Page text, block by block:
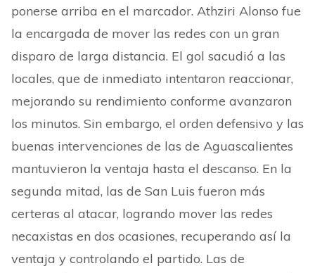
ponerse arriba en el marcador. Athziri Alonso fue
la encargada de mover las redes con un gran
disparo de larga distancia. El gol sacudió a las
locales, que de inmediato intentaron reaccionar,
mejorando su rendimiento conforme avanzaron
los minutos. Sin embargo, el orden defensivo y las
buenas intervenciones de las de Aguascalientes
mantuvieron la ventaja hasta el descanso. En la
segunda mitad, las de San Luis fueron más
certeras al atacar, logrando mover las redes
necaxistas en dos ocasiones, recuperando así la
ventaja y controlando el partido. Las de